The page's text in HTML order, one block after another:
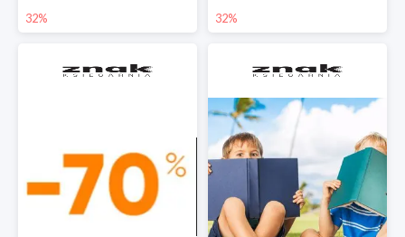
32% 32%